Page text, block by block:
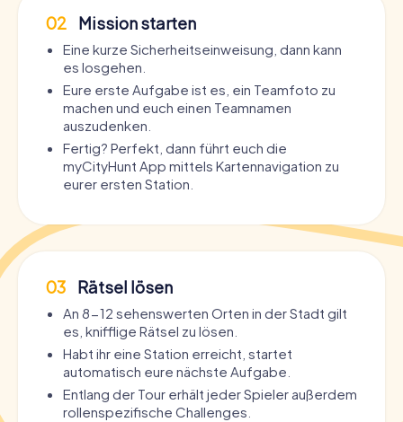
02 Mission starten
Eine kurze Sicherheitseinweisung, dann kann
es losgehen.
Eure erste Aufgabe ist es, ein Teamfoto zu
machen und euch einen Teamnamen
auszudenken.
Fertig? Perfekt, dann führt euch die
myCityHunt App mittels Kartennavigation zu
eurer ersten Station.
03 Rätsel lösen
An 8-12 sehenswerten Orten in der Stadt gilt
es, knifflige Rätsel zu lösen.
Habt ihr eine Station erreicht, startet
automatisch eure nächste Aufgabe.
Entlang der Tour erhält jeder Spieler außerdem
rollenspezifische Challenges.